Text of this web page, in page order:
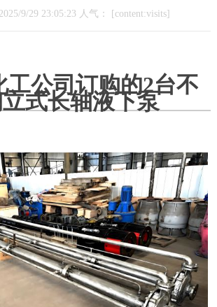
9/29 23:05:23 人气： [content:visits]
工公司订购的2台不
式长轴液下泵